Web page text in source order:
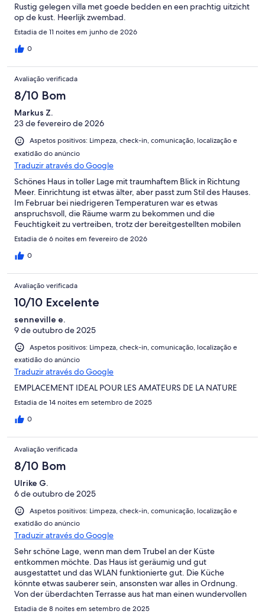
Rustig gelegen villa met goede bedden en een prachtig uitzicht
op de kust. Heerlijk zwembad.
Estadia de 11 noites em junho de 2026
0
Avaliação verificada
8/10 Bom
Markus Z.
23 de fevereiro de 2026
Aspetos positivos: Limpeza, check-in, comunicação, localização e
exatidão do anúncio
Traduzir através do Google
Schönes Haus in toller Lage mit traumhaftem Blick in Richtung
Meer. Einrichtung ist etwas älter, aber passt zum Stil des Hauses.
Im Februar bei niedrigeren Temperaturen war es etwas
anspruchsvoll, die Räume warm zu bekommen und die
Feuchtigkeit zu vertreiben, trotz der bereitgestellten mobilen
Radiatoren und des Brennholzes für die tolle Heizkassette.Wir
mindestens 5 Grad höherer Temperatur.
Estadia de 6 noites em fevereiro de 2026
0
Avaliação verificada
10/10 Excelente
senneville e.
9 de outubro de 2025
Aspetos positivos: Limpeza, check-in, comunicação, localização e
exatidão do anúncio
Traduzir através do Google
EMPLACEMENT IDEAL POUR LES AMATEURS DE LA NATURE
Estadia de 14 noites em setembro de 2025
0
Avaliação verificada
8/10 Bom
Ulrike G.
6 de outubro de 2025
Aspetos positivos: Limpeza, check-in, comunicação, localização e
exatidão do anúncio
Traduzir através do Google
Sehr schöne Lage, wenn man dem Trubel an der Küste
entkommen möchte. Das Haus ist geräumig und gut
ausgestattet und das WLAN funktionierte gut. Die Küche
könnte etwas sauberer sein, ansonsten war alles in Ordnung.
Von der überdachten Terrasse aus hat man einen wundervollen
Blick, der bei klarem Wetter bis zur Küste reicht. Die Vermieter
Estadia de 8 noites em setembro de 2025